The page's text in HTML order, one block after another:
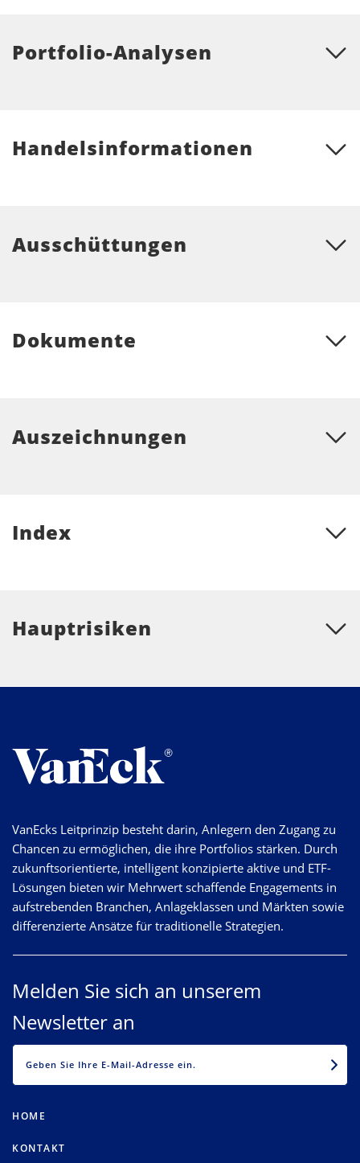
Portfolio-Analysen
Handelsinformationen
Ausschüttungen
Dokumente
Auszeichnungen
Index
Hauptrisiken
VanEcks Leitprinzip besteht darin, Anlegern den Zugang zu
Chancen zu ermöglichen, die ihre Portfolios stärken. Durch
zukunftsorientierte, intelligent konzipierte aktive und ETF-
Lösungen bieten wir Mehrwert schaffende Engagements in
aufstrebenden Branchen, Anlageklassen und Märkten sowie
differenzierte Ansätze für traditionelle Strategien.
Melden Sie sich an unserem
Newsletter an
HOME
KONTAKT